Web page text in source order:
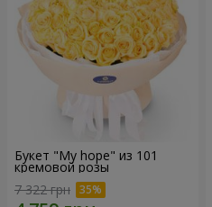
Букет "My hope" из 101
кремовой розы
7 322 грн